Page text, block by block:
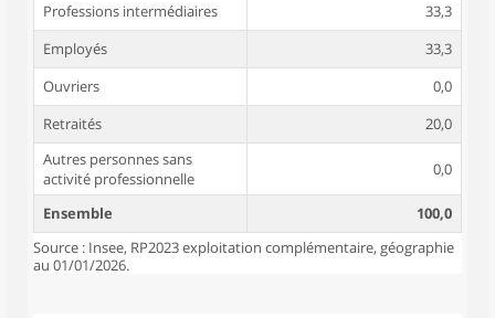
Professions intermédiaires
33,3
Employés
33,3
Ouvriers
0,0
Retraités
20,0
Autres personnes sans
activité professionnelle
0,0
Ensemble
100,0
Source : Insee, RP2023 exploitation complémentaire, géographie
au 01/01/2026.